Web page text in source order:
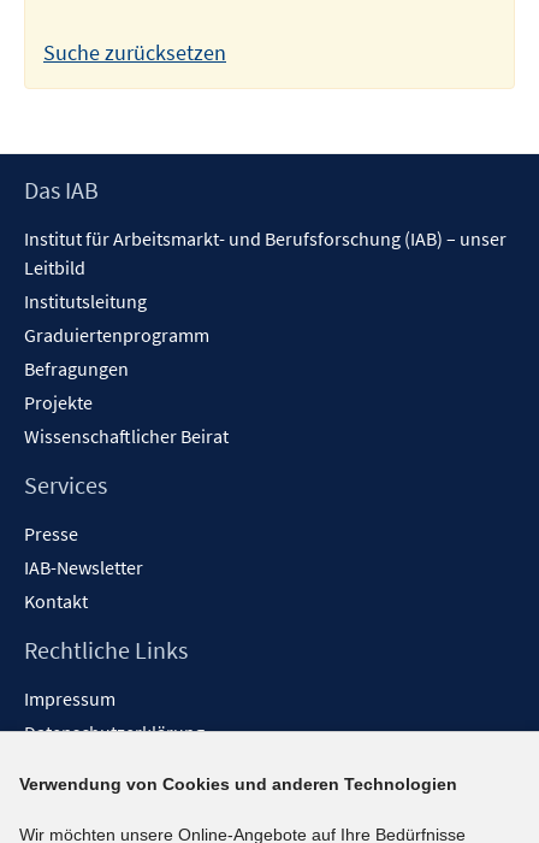
Suche zurücksetzen
Footer
Das IAB
Institut für Arbeitsmarkt- und Berufsforschung (IAB) – unser
Leitbild
Institutsleitung
Graduiertenprogramm
Befragungen
Projekte
Wissenschaftlicher Beirat
Services
Presse
IAB-Newsletter
Kontakt
Rechtliche Links
Impressum
Datenschutzerklärung
Barrieren melden
Verwendung von Cookies und anderen Technologien
Wir möchten unsere Online-Angebote auf Ihre Bedürfnisse